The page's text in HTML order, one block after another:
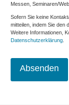
Messen, Seminaren/
Sofern Sie keine
mitteilen, indem Sie den
Weitere Informationen,
Datenschutzerklärung.